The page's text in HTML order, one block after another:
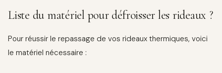
Liste du matériel pour défroisser les rideaux ?
Pour réussir le repassage de vos rideaux thermiques, voici
le matériel nécessaire :